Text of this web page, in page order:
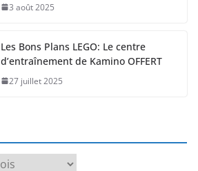
3 août 2025
Les Bons Plans LEGO: Le centre
d’entraînement de Kamino OFFERT
27 juillet 2025